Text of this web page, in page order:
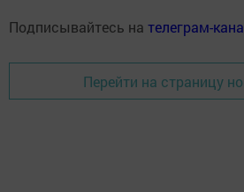
Подписывайтесь на телеграм-
Перейти на страницу